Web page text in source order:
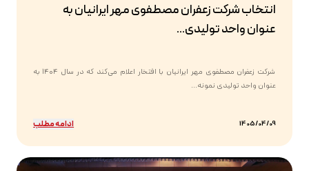
انتخاب شرکت زعفران مصطفوی مهر ایرانیان به
عنوان واحد تولیدی...
شرکت زعفران مصطفوی مهر ایرانیان با افتخار اعلام می‌کند که در سال ۱۴۰۴ به
عنوان واحد تولیدی نمونه...
1405/04/09 ادامه مطلب